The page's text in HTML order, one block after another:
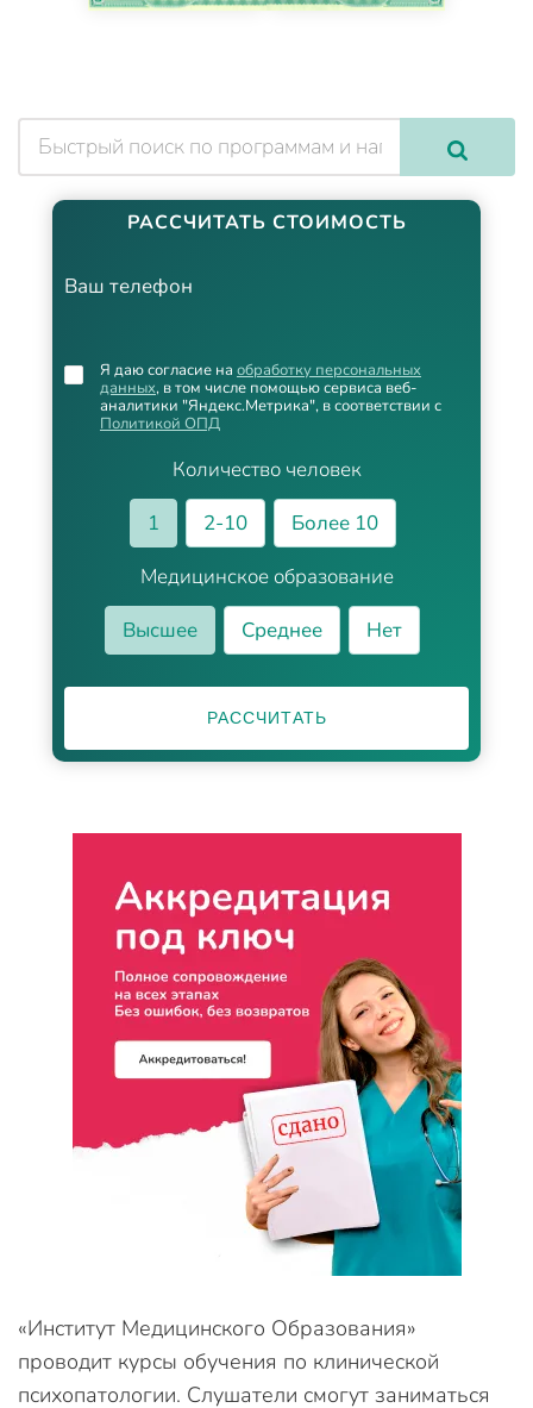
РАССЧИТАТЬ СТОИМОСТЬ
Ваш телефон
Количество человек
1
2-10
Более 10
Медицинское образование
Высшее
Среднее Нет
Я даю согласие на обработку персональных
данных, в том числе помощью сервиса веб-
аналитики "Яндекс.Метрика", в соответствии с
Политикой ОПД
РАССЧИТАТЬ
«Институт Медицинского Образования»
проводит курсы обучения по клинической
психопатологии. Слушатели смогут заниматься